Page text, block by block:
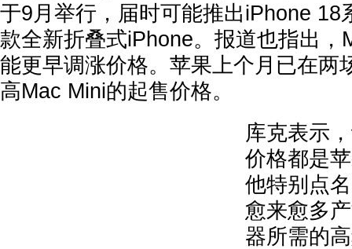
于9月举行，届时可能推出iPhone 18
款全新折叠式iPhone。报道也指出，
能更早调涨价格。苹果上个月已在两
高Mac Mini的起售价格。
库克表示
价格都是
他特别点
愈来愈多
器所需的